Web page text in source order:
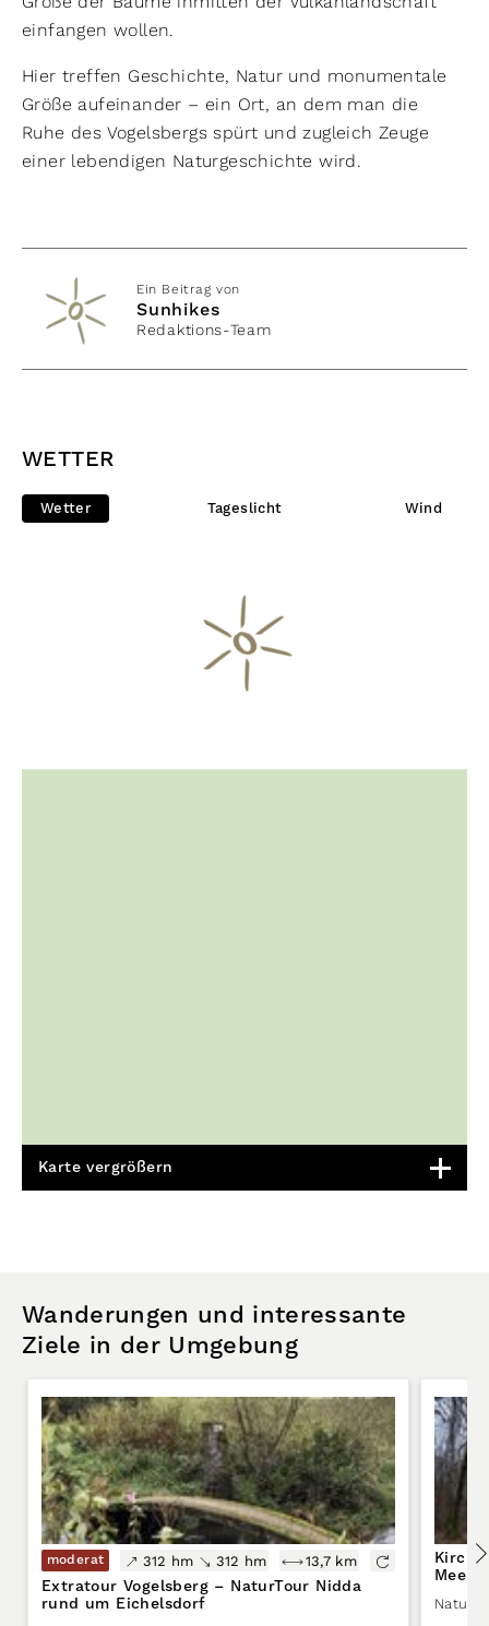
einfangen wollen.
Hier treffen Geschichte, Natur und monumentale
Größe aufeinander – ein Ort, an dem man die
Ruhe des Vogelsbergs spürt und zugleich Zeuge
einer lebendigen Naturgeschichte wird.
Ein Beitrag von
Sunhikes
Redaktions-Team
WETTER
Wetter Tageslicht Wind
Karte vergrößern
Wanderungen und interessante
Ziele in der Umgebung
moderat 312 hm 312 hm 13,7 km
Extratour Vogelsberg – NaturTour Nidda
rund um Eichelsdorf
Meer